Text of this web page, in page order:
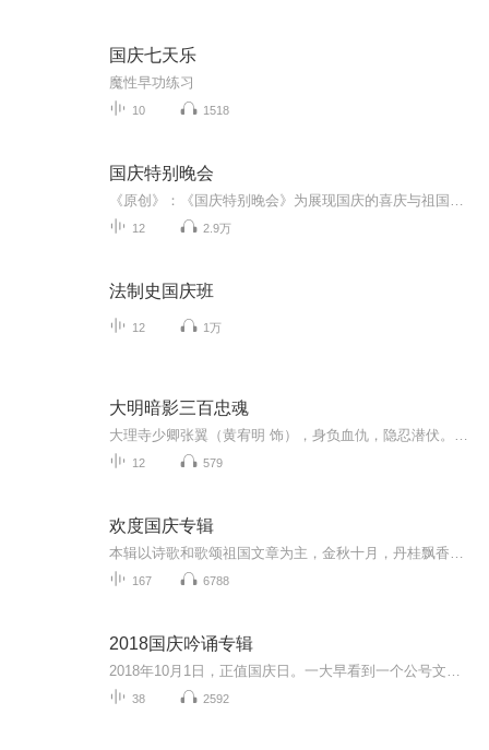
国庆七天乐
魔性早功练习
10 1518
国庆特别晚会
12 2.9万
法制史国庆班
12 1万
大明暗影三百忠魂
12 579
欢度国庆专辑
167 6788
2018国庆吟诵专辑
38 2592